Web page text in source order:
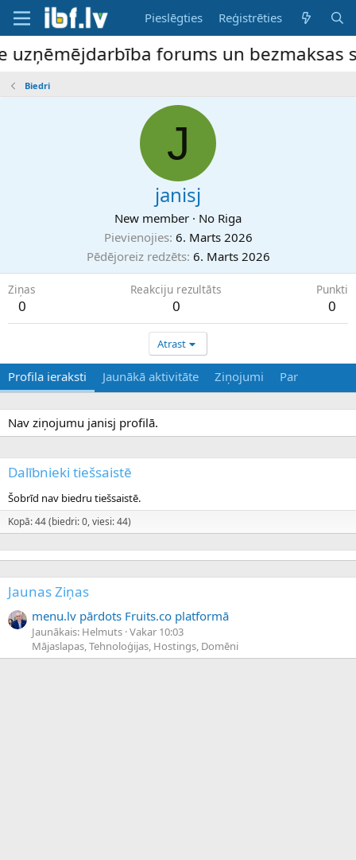
Pieslēgties Reģistrēties
forums un bezmaksas
Biedri
J
janisj
New member · No Riga
Pievienojies 6. Marts 2026
Pēdējoreiz redzēts 6. Marts 2026
Ziņas
0
Reakciju rezultāts
0
Punkti
0
Atrast
Profila ieraksti Jaunākā aktivitāte Ziņojumi Par
Nav ziņojumu janisj profilā.
Dalībnieki tiešsaistē
Šobrīd nav biedru tiešsaistē.
Kopā: 44 (biedri: 0, viesi: 44)
Jaunas Ziņas
menu.lv pārdots Fruits.co platformā
Jaunākais: Helmuts Vakar 10:03
Mājaslapas, Tehnoloģijas, Hostings, Domēni